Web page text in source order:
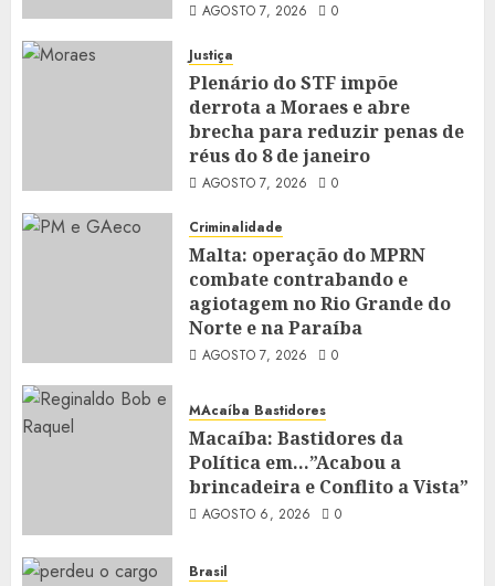
AGOSTO 7, 2026 0
Justiça
Plenário do STF impõe
derrota a Moraes e abre
brecha para reduzir penas de
réus do 8 de janeiro
AGOSTO 7, 2026 0
Criminalidade
Malta: operação do MPRN
combate contrabando e
agiotagem no Rio Grande do
Norte e na Paraíba
AGOSTO 7, 2026 0
MAcaíba Bastidores
Macaíba: Bastidores da
Política em…”Acabou a
brincadeira e Conflito a Vista”
AGOSTO 6, 2026 0
Brasil